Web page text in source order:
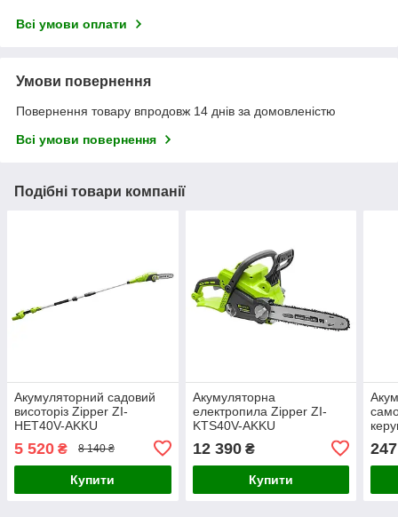
Всі умови оплати
Умови повернення
Повернення товару впродовж 14 днів за домовленістю
Всі умови повернення
Подібні товари компанії
Акумуляторний садовий
висоторіз Zipper ZI-
HET40V-AKKU
5 520 ₴ 8 140 ₴
Купити
Акумуляторна
електропила Zipper ZI-
KTS40V-AKKU
12 390₴
Купити